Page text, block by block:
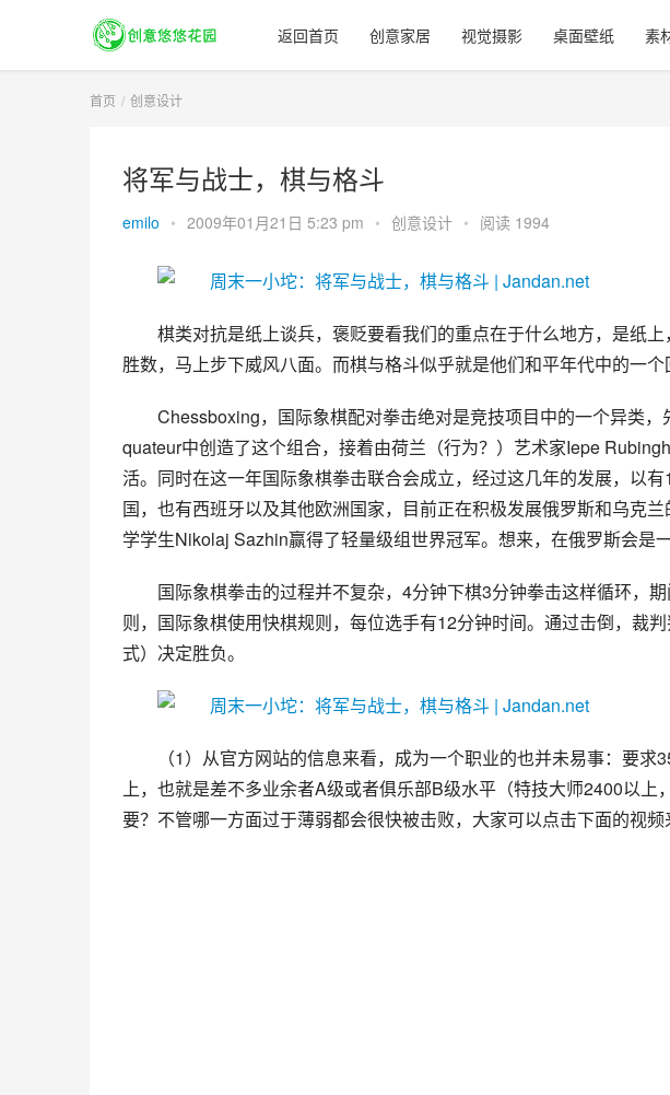
返回首页 创意家居 视觉摄影 桌面壁纸 素
首页 创意设计
将军与战士，棋与格斗
emilo • 2009年01月21日 5:23 pm • 创意设计 • 阅读 1994
棋类对抗是纸上谈兵，褒贬要看我们的重点在于什么地方，是纸
胜数，马上步下威风八面。而棋与格斗似乎就是他们和平年代中的一个
Chessboxing，国际象棋配对拳击绝对是竞技项目中的一个异类
quateur中创造了这个组合，接着由荷兰（行为？）艺术家Iepe
活。同时在这一年国际象棋拳击联合会成立，经过这几年的发展，以
国，也有西班牙以及其他欧洲国家，目前正在积极发展俄罗斯和乌克
学学生Nikolaj Sazhin赢得了轻量级组世界冠军。想来，在俄罗斯会是
国际象棋拳击的过程并不复杂，4分钟下棋3分钟拳击这样循环，
则，国际象棋使用快棋规则，每位选手有12分钟时间。通过击倒，裁
式）决定胜负。
（1）从官方网站的信息来看，成为一个职业的也并未易事：要
上，也就是差不多业余者A级或者俱乐部B级水平（特技大师2400以上
要？不管哪一方面过于薄弱都会很快被击败，大家可以点击下面的视频